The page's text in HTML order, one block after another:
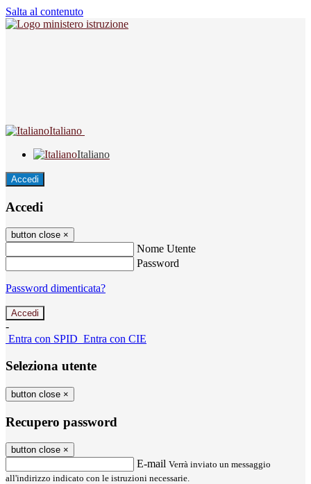
Salta al contenuto
Italiano
Italiano
Accedi
Accedi
button close ×
Nome Utente
Password
Password dimenticata?
-
Entra con SPID Entra con CIE
Seleziona utente
button close ×
Recupero password
button close ×
E-mail Verrà inviato un messaggio
all'indirizzo indicato con le istruzioni necessarie.